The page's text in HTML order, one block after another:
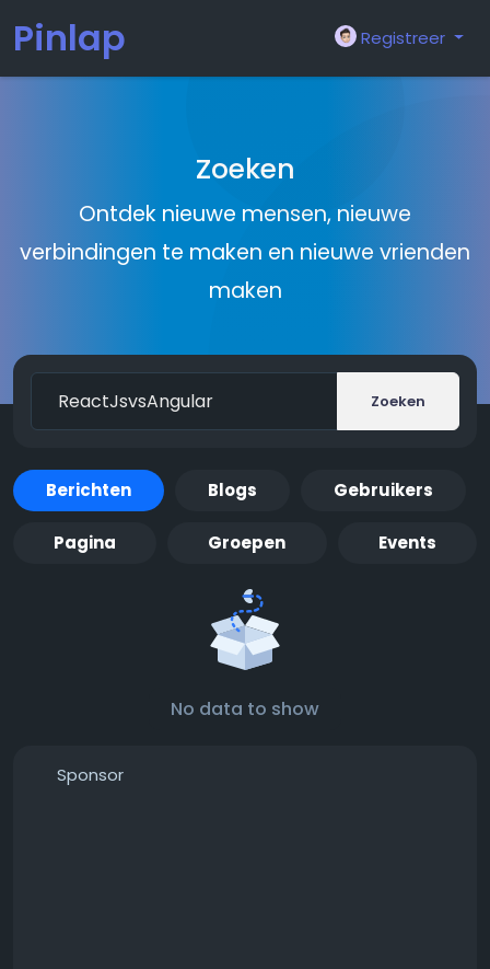
Pinlap Registreer
Zoeken
Ontdek nieuwe mensen, nieuwe
verbindingen te maken en nieuwe vrienden
maken
Zoeken
Berichten Blogs Gebruikers
Pagina Groepen Events
No data to show
Sponsor